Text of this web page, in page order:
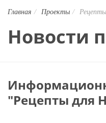
Главная Проекты
Новости
"Рецепты для